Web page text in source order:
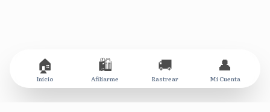
🏠
Inicio
🛍️
Afiliarme
🚚
Rastrear
👤
Mi Cuenta